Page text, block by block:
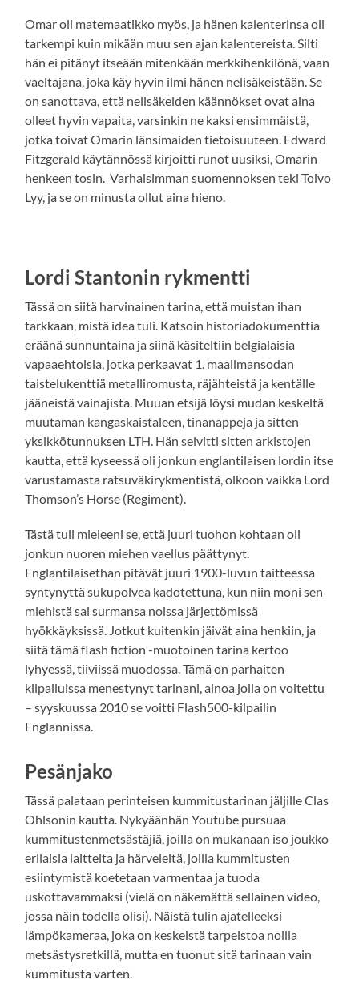
Omar oli matemaatikko myös, ja hänen kalenterinsa oli
tarkempi kuin mikään muu sen ajan kalentereista. Silti
hän ei pitänyt itseään mitenkään merkkihenkilönä, vaan
vaeltajana, joka käy hyvin ilmi hänen nelisäkeistään. Se
on sanottava, että nelisäkeiden käännökset ovat aina
olleet hyvin vapaita, varsinkin ne kaksi ensimmäistä,
jotka toivat Omarin länsimaiden tietoisuuteen. Edward
Fitzgerald käytännössä kirjoitti runot uusiksi, Omarin
henkeen tosin. Varhaisimman suomennoksen teki Toivo
Lyy, ja se on minusta ollut aina hieno.
Lordi Stantonin rykmentti
Tässä on siitä harvinainen tarina, että muistan ihan
tarkkaan, mistä idea tuli. Katsoin historiadokumenttia
eräänä sunnuntaina ja siinä käsiteltiin belgialaisia
vapaaehtoisia, jotka perkaavat 1. maailmansodan
taistelukenttiä metalliromusta, räjähteistä ja kentälle
jääneistä vainajista. Muuan etsijä löysi mudan keskeltä
muutaman kangaskaistaleen, tinanappeja ja sitten
yksikkötunnuksen LTH. Hän selvitti sitten arkistojen
kautta, että kyseessä oli jonkun englantilaisen lordin itse
varustamasta ratsuväkirykmentistä, olkoon vaikka Lord
Thomson’s Horse (Regiment).
Tästä tuli mieleeni se, että juuri tuohon kohtaan oli
jonkun nuoren miehen vaellus päättynyt.
Englantilaisethan pitävät juuri 1900-luvun taitteessa
syntynyttä sukupolvea kadotettuna, kun niin moni sen
miehistä sai surmansa noissa järjettömissä
hyökkäyksissä. Jotkut kuitenkin jäivät aina henkiin, ja
siitä tämä flash fiction -muotoinen tarina kertoo
lyhyessä, tiiviissä muodossa. Tämä on parhaiten
kilpailuissa menestynyt tarinani, ainoa jolla on voitettu
– syyskuussa 2010 se voitti Flash500-kilpailin
Englannissa.
Pesänjako
Tässä palataan perinteisen kummitustarinan jäljille Clas
Ohlsonin kautta. Nykyäänhän Youtube pursuaa
kummitustenmetsästäjiä, joilla on mukanaan iso joukko
erilaisia laitteita ja härveleitä, joilla kummitusten
esiintymistä koetetaan varmentaa ja tuoda
uskottavammaksi (vielä on näkemättä sellainen video,
jossa näin todella olisi). Näistä tulin ajatelleeksi
lämpökameraa, joka on keskeistä tarpeistoa noilla
metsästysretkillä, mutta en tuonut sitä tarinaan vain
kummitusta varten.